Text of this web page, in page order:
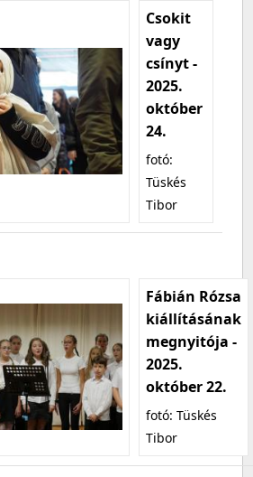
Csokit
vagy
csínyt -
2025.
október
24.
fotó:
Tüskés
Tibor
Fábián Rózsa
kiállításának
megnyitója -
2025.
október 22.
fotó: Tüskés
Tibor